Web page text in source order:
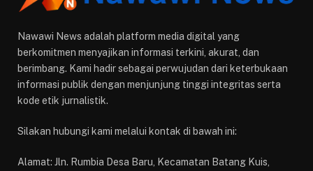
Nawawi News adalah platform media digital yang
berkomitmen menyajikan informasi terkini, akurat, dan
berimbang. Kami hadir sebagai perwujudan dari keterbukaan
informasi publik dengan menjunjung tinggi integritas serta
kode etik jurnalistik.
Silakan hubungi kami melalui kontak di bawah ini:
Alamat: Jln. Rumbia Desa Baru, Kecamatan Batang Kuis,